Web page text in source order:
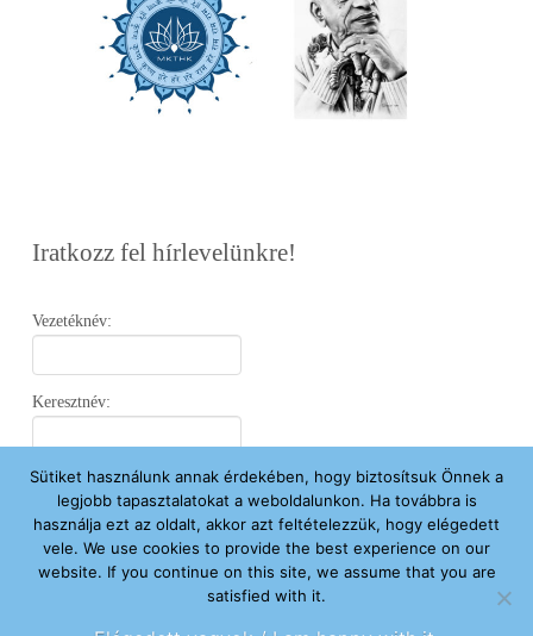
Iratkozz fel hírlevelünkre!
Vezetéknév:
Keresztnév:
Email:
Elfogadom az Adatvédelmi Nyilatkozatot.
Sütiket használunk annak érdekében, hogy biztosítsuk Önnek a
legjobb tapasztalatokat a weboldalunkon. Ha továbbra is
használja ezt az oldalt, akkor azt feltételezzük, hogy elégedett
vele. We use cookies to provide the best experience on our
website. If you continue on this site, we assume that you are
satisfied with it.